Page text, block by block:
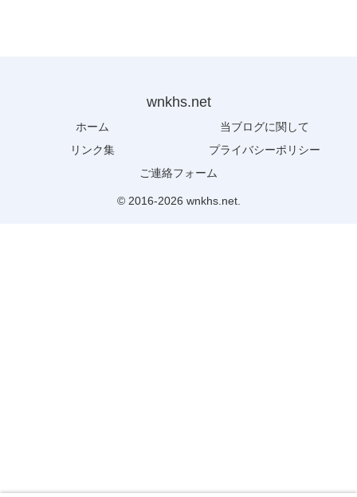
wnkhs.net
ホーム
当ブログに関して
リンク集
プライバシーポリシー
ご連絡フォーム
© 2016-2026 wnkhs.net.